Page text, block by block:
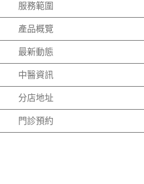
服務範圍
產品概覽
最新動態
中醫資訊
分店地址
門診預約